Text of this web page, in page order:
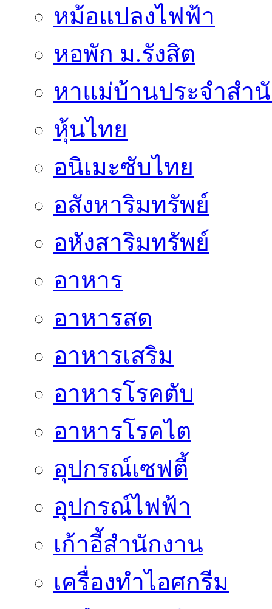
หม้อแปลงไฟฟ้า
หอพัก ม.รังสิต
หาแม่บ้านประจำสำ
หุ้นไทย
อนิเมะซับไทย
อสังหาริมทรัพย์
อหังสาริมทรัพย์
อาหาร
อาหารสด
อาหารเสริม
อาหารโรคตับ
อาหารโรคไต
อุปกรณ์เซฟตี้
อุปกรณ์ไฟฟ้า
เก้าอี้สำนักงาน
เครื่องทำไอศกรีม